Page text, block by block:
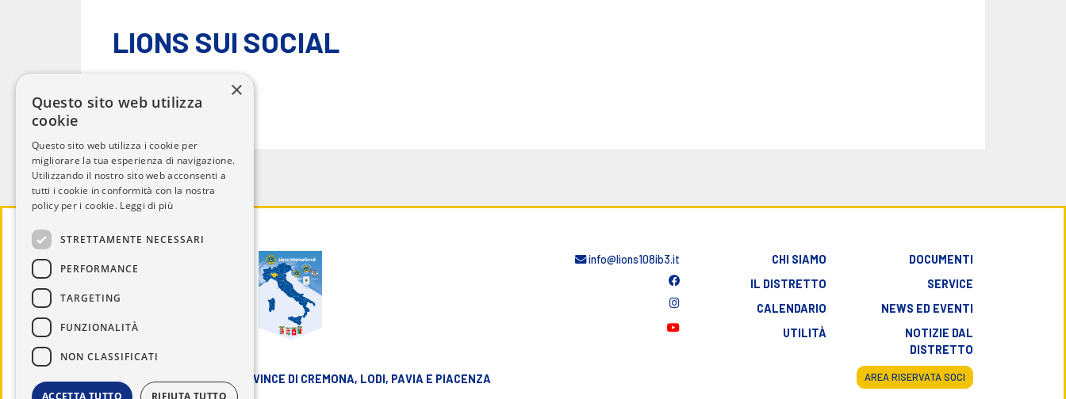
LIONS SUI SOCIAL
LIONS DISTRETTO 108 IB3 - PROVINCE DI CREMONA, LODI, PAVIA E PIACENZA
info@lions108ib3.it
CHI SIAMO
IL DISTRETTO
CALENDARIO
UTILITÀ
DOCUMENTI
SERVICE
NEWS ED EVENTI
NOTIZIE DAL
DISTRETTO
AREA RISERVATA SOCI
×
Questo sito web utilizza
cookie
Questo sito web utilizza i cookie per
migliorare la tua esperienza di navigazione.
Utilizzando il nostro sito web acconsenti a
tutti i cookie in conformità con la nostra
policy per i cookie. Leggi di più
STRETTAMENTE NECESSARI
PERFORMANCE
TARGETING
FUNZIONALITÀ
NON CLASSIFICATI
ACCETTA TUTTO RIFIUTA TUTTO